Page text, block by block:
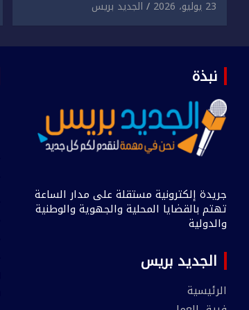
مادي.
23 يوليو، 2026 الجديد بريس
نبذة
جريدة إلكترونية مستقلة على مدار الساعة
تهتم بالقضايا المحلية والجهوية والوطنية
والدولية
الجديد بريس
الرئيسية